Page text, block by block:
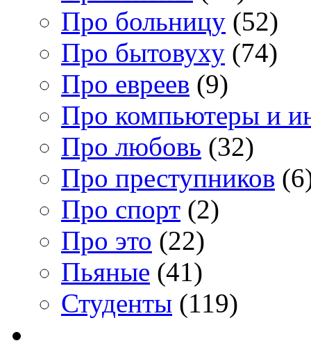
Про больницу (52)
Про бытовуху (74)
Про евреев (9)
Про компьютеры и
Про любовь (32)
Про преступников
Про спорт (2)
Про это (22)
Пьяные (41)
Студенты (119)